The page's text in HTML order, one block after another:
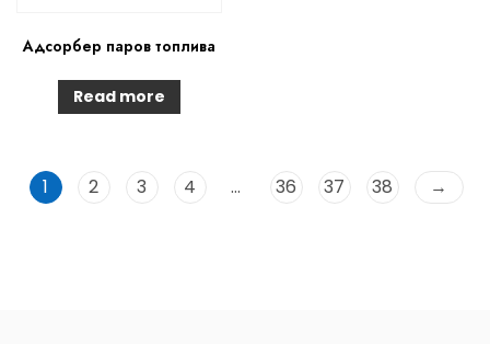
Адсорбер паров топлива
Read more
1 2 3 4 … 36 37 38 →